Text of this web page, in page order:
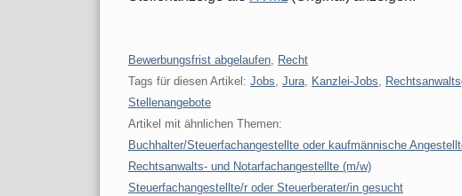
Kategorien:
Bewerbungsfrist abgelaufen, Recht
Tags für diesen Artikel: Jobs, Jura, Kanzlei-Jobs,
Stellenangebote
Artikel mit ähnlichen Themen:
Buchhalter/Steuerfachangestellte oder kaufmännische
Rechtsanwalts- und Notarfachangestellte (m/w)
Steuerfachangestellte/r oder Steuerberater/in gesucht